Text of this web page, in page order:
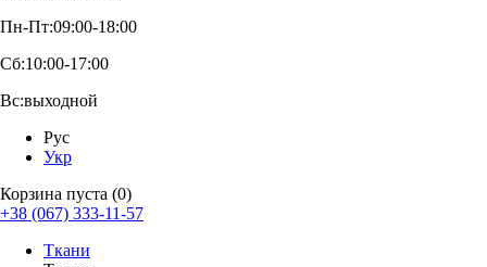
Пн-Пт:09:00-18:00
Сб:10:00-17:00
Вс:выходной
Рус
Укр
Корзина пуста (0)
+38 (067) 333-11-57
Ткани